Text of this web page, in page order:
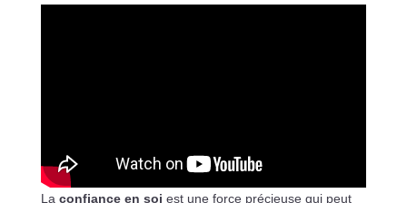
La confiance en soi est une force précieuse qui peut